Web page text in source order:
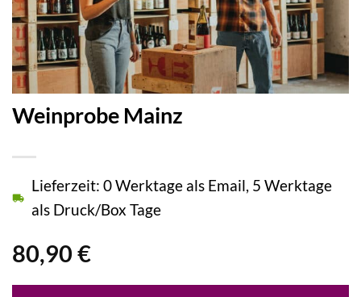
Weinprobe Mainz
80,90 €
Lieferzeit: 0 Werktage als Email, 5 Werktage
als Druck/Box Tage